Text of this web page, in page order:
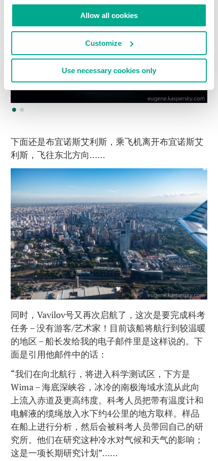
Allow all cookies
Customize
Use necessary cookies only
下面还是布宜诺斯艾利斯，乘飞机离开布宜诺斯艾
利斯，飞往东北方向……
同时，Vavilov号又再次启航了，这次是要完成科考
任务 – 没有游客/艺术家！目前该船将航行到较温暖
的地区 – 船长发给我的电子邮件里是这样说的。下
面是引用他邮件中的话：
“我们在向北航行，将进入科学测试区，下方是
Wima – 海底深峡谷，冰冷的南极海域水流从此向
上流入赤道及更高纬度。科考人员把带有温度计和
电解液的缆绳放入水下约4公里的地方取样。样品
在船上进行分析，然后会被科考人员带回自己的研
究所。他们在研究这种冷水对气候和天气的影响；
这是一项长期研究计划”……